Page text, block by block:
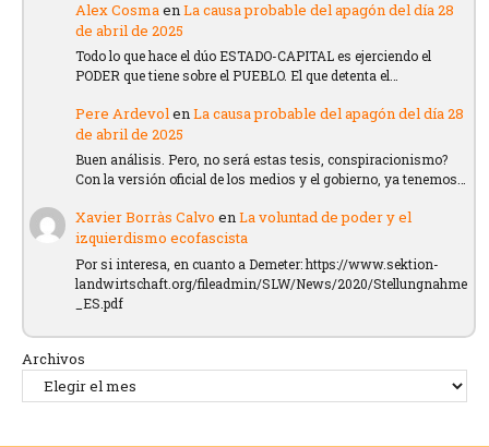
Alex CosmaenLa causa probable del apagón del día 28
de abril de 2025
Todo lo que hace el dúo ESTADO-CAPITAL es ejerciendo el
PODER que tiene sobre el PUEBLO. El que detenta el…
Pere ArdevolenLa causa probable del apagón del día 28
de abril de 2025
Buen análisis. Pero, no será estas tesis, conspiracionismo?
Con la versión oficial de los medios y el gobierno, ya tenemos…
Xavier Borràs Calvo enLa voluntad de poder y el
izquierdismo ecofascista
Por si interesa, en cuanto a Demeter: https://www.sektion-
landwirtschaft.org/fileadmin/SLW/News/2020/Stellungnahme
_ES.pdf
Archivos